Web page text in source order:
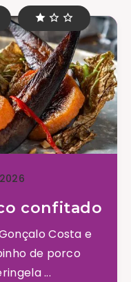
confitado
Costa e
de porco
...